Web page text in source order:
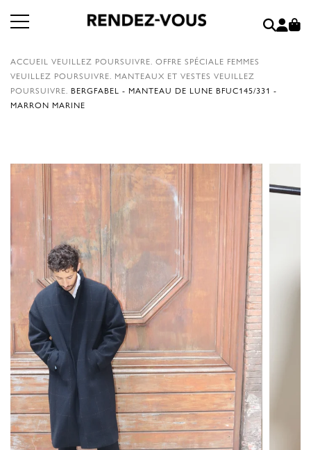
ACCUEIL VEUILLEZ POURSUIVRE. OFFRE SPÉCIALE FEMMES
VEUILLEZ POURSUIVRE. MANTEAUX ET VESTES VEUILLEZ
POURSUIVRE. BERGFABEL - MANTEAU DE LUNE BFUC145/331 -
MARRON MARINE